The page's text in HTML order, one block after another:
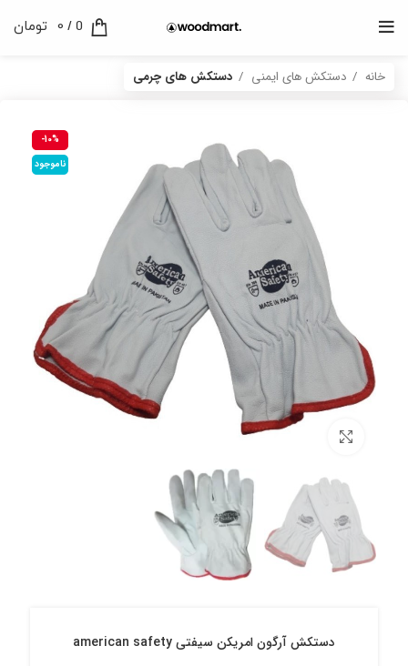
0
/
0 تومان
خانه دستکش های ایمنی دستکش های چرمی
-10%
ناموجود
برای بزرگنمایی کلیک کنید
دستکش آرگون امریکن سیفتی american safety